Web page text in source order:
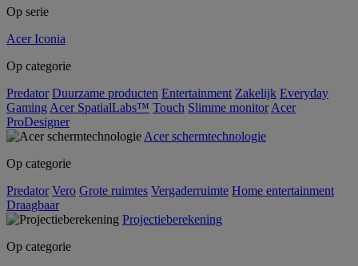
Op serie
Acer Iconia
Op categorie
Predator Duurzame producten Entertainment Zakelijk Everyday
Gaming Acer SpatialLabs™ Touch Slimme monitor Acer
ProDesigner
Acer schermtechnologie
Op categorie
Predator Vero Grote ruimtes Vergaderruimte Home entertainment
Draagbaar
Projectieberekening
Op categorie